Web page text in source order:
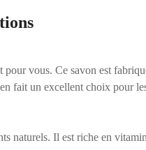
vous. Ce savon est
fait un excellent choix pour
naturels. Il est riche en